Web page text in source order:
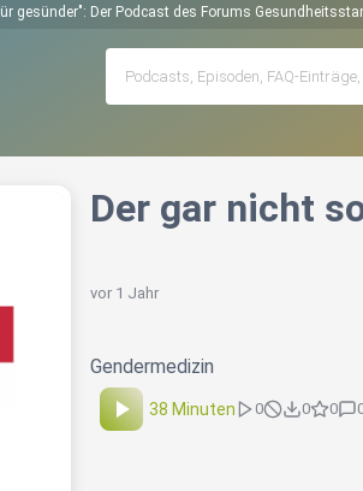
gesünder": Der Podcast des Forums
Der gar nicht
vor 1 Jahr
Gendermedizin
38 Minuten 0 0 0